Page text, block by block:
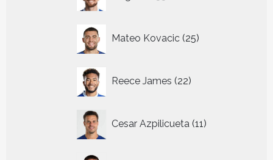
Mateo Kovacic 25
producten
Reece James 22
producten
Cesar Azpilicueta 11
producten